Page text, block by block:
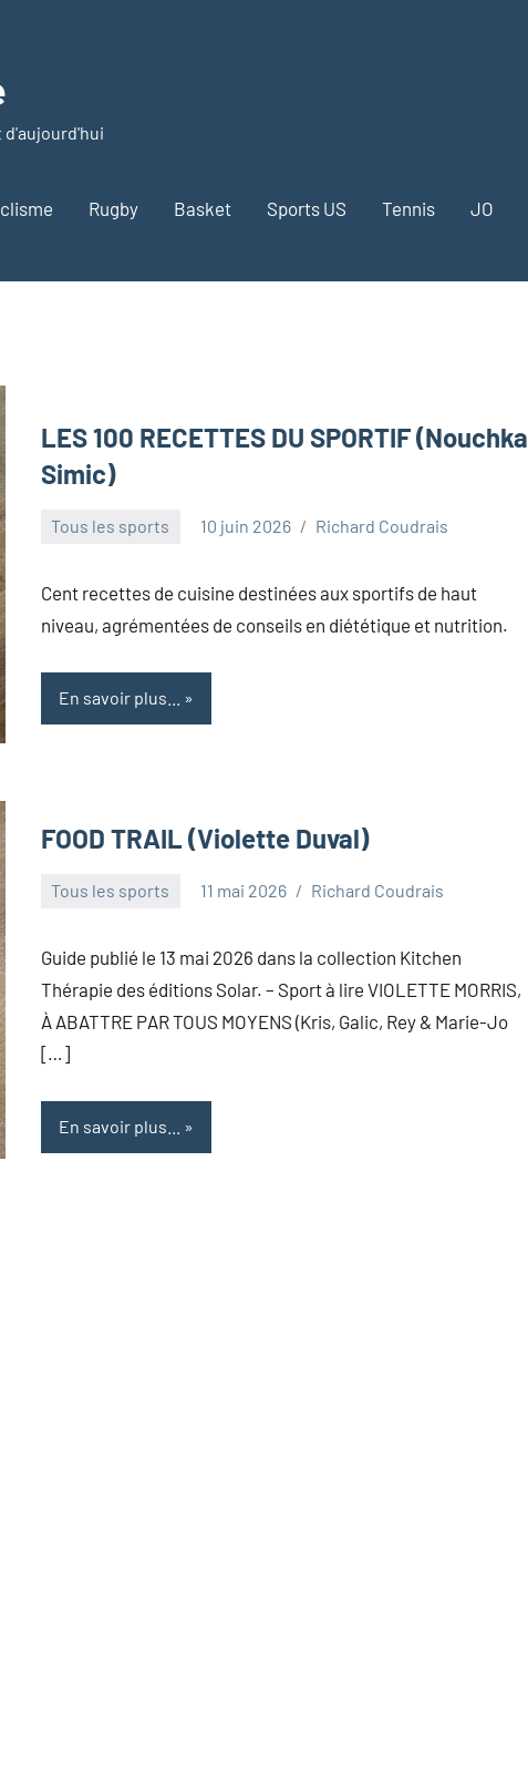
Rugby Basket Sports US Tennis JO
LES 100 RECETTES DU SPORTIF (Nouchka
Simic)
Tous les sports 10 juin 2026 Richard Coudrais
Cent recettes de cuisine destinées aux sportifs de haut
niveau, agrémentées de conseils en diététique et nutrition.
En savoir plus...
FOOD TRAIL (Violette Duval)
Tous les sports 11 mai 2026 Richard Coudrais
Guide publié le 13 mai 2026 dans la collection Kitchen
Thérapie des éditions Solar. – Sport à lire VIOLETTE MORRIS,
À ABATTRE PAR TOUS MOYENS (Kris, Galic, Rey & Marie-Jo
[…]
En savoir plus...